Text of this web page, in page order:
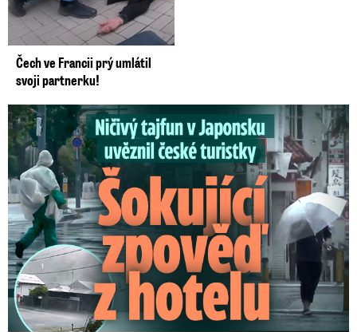
Čech ve Francii prý umlátil
svoji partnerku!
Ničivý tajfun uvěznil české turistky: Šokující zpověď